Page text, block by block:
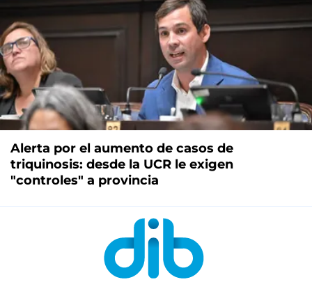
Alerta por el aumento de casos de
triquinosis: desde la UCR le exigen
"controles" a provincia